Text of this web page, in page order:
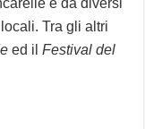
Tra gli altri
ed ilFestival del